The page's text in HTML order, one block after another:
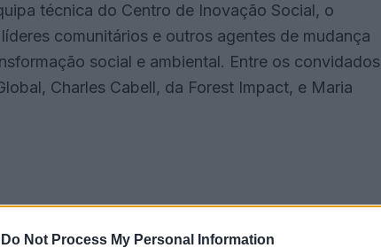
Do Not Process My Personal Information
técnica do Centro de Inovação Social, o
comunitários e outros agentes de mudança
social e ambiental. Entre os convidados
Charles Cabell, da Forest Impact, e Maria